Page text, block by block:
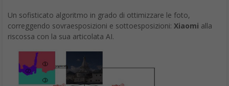
Un sofisticato algoritmo in grado di ottimizzare le foto,
correggendo sovraesposizioni e sottoesposizioni: Xiaomi alla
riscossa con la sua articolata AI.